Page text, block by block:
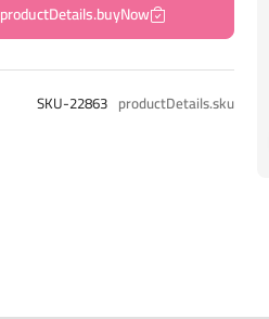
productDetails.buyNow
productDetails.sku
SKU-22863